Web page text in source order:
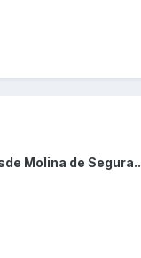
Molina de Segura..